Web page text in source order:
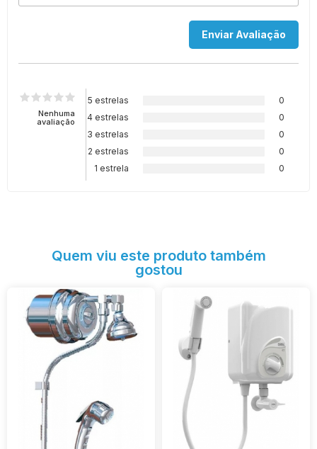
Nenhuma
avaliação
5 estrelas
0
4 estrelas
0
3 estrelas
0
2 estrelas
0
1 estrela
0
Quem viu este produto também
gostou